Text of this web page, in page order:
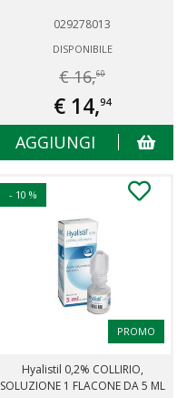
029278013
DISPONIBILE
€ 16,60
€ 14,94
AGGIUNGI
- 10 %
PROMO
Hyalistil 0,2% COLLIRIO,
SOLUZIONE 1 FLACONE DA 5 ML